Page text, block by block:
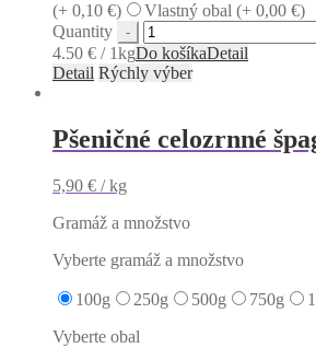
(+ 0,10 €) Vlastný obal (+ 0,00 €)
Quantity
4.50 € / 1kgDo košíkaDetail
Detail Rýchly výber
Pšeničné celozrnné
5,90 € / kg
Gramáž a množstvo
Vyberte gramáž a množstvo
100g 250g 500g 750g
Vyberte obal